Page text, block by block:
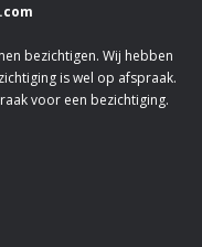
bezichtigen. Wij hebben
is wel op afspraak.
voor een bezichtiging.